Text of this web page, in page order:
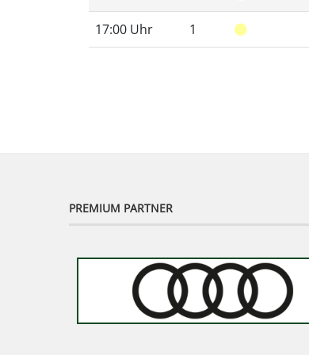
17:00 Uhr 1
PREMIUM PARTNER